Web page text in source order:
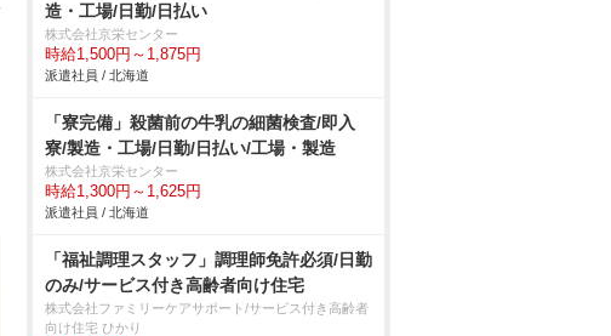
造・工場/日勤/日払い
株式会社京栄センター
時給1,500円～1,875円
派遣社員 / 北海道
「寮完備」殺菌前の牛乳の細菌検査/即入
寮/製造・工場/日勤/日払い/工場・製造
株式会社京栄センター
時給1,300円～1,625円
派遣社員 / 北海道
「福祉調理スタッフ」調理師免許必須/日勤
のみ/サービス付き高齢者向け住宅
株式会社ファミリーケアサポート/サービス付き高齢者
向け住宅 ひかり